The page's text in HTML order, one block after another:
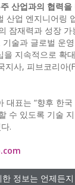
산업과의 협력
산업 엔지니어링
잠재력과 성장
술과 글로벌 운
을 지속적으로 확
지사, 피브코리아
대표는 “향후 한
수 있도록 기술
.
정보는 언제든